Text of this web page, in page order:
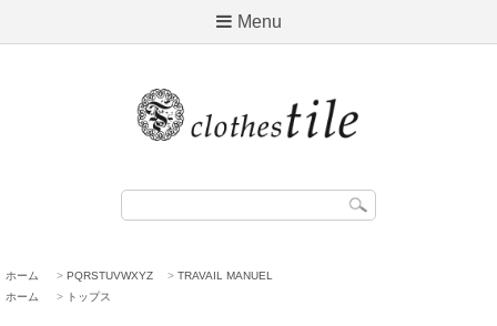
Menu
ホーム > PQRSTUVWXYZ > TRAVAIL MANUEL
ホーム
> トップス